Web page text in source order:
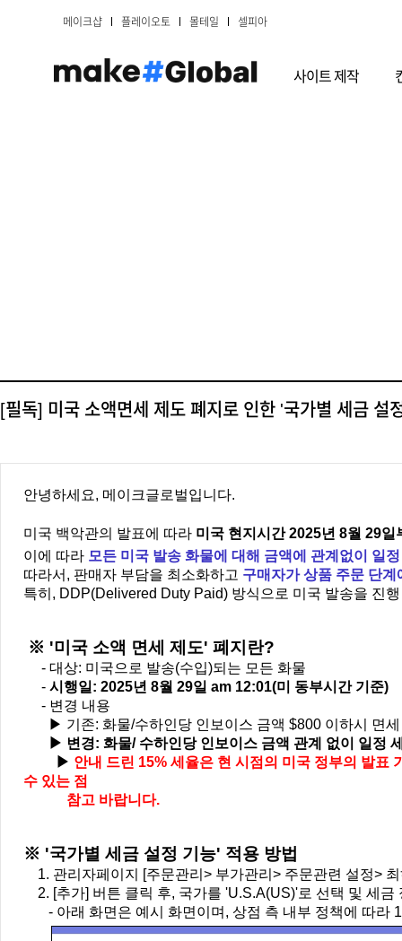
메이크샵 플레이오토 몰테일 셀피아
사이트 제작
[필독] 미국 소액면세 제도 폐지로 인한 '국가별 세금 설
안녕하세요, 메이크글로벌입니다.
미국 백악관의 발표에 따라 미국 현지시간 2025년 8월 29일
이에 따라 모든 미국 발송 화물에 대해 금액에 관계없이 일
따라서, 판매자 부담을 최소화하고 구매자가 상품 주문 단
특히, DDP(Delivered Duty Paid) 방식으로 미국 발송을 진
※ '미국 소액 면세 제도' 폐지란?
- 대상: 미국으로 발송(수입)되는 모든 화물
- 시행일: 2025년 8월 29일 am 12:01(미 동부시간 기준)
- 변경 내용
▶ 기존: 화물/수하인당 인보이스 금액 $800 이하시 면세
▶ 변경: 화물/ 수하인당 인보이스 금액 관계 없이
일정
▶ 안내 드린 15% 세율은 현 시점의 미국 정부의 발표
수 있는 점
참고 바랍니다.
※ '국가별 세금 설정 기능' 적용 방법
1. 관리자페이지 [주문관리> 부가관리> 주문관련 설정>
2. [추가] 버튼 클릭 후, 국가를 'U.S.A(US)'로 선택 및 세금
- 아래 화면은 예시 화면이며, 상점 측 내부 정책에 따라